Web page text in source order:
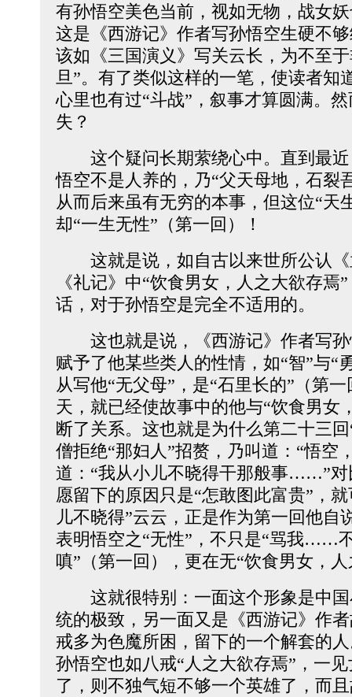
有孙悟空美色当前，视如无物，战女
这是《西游记》作者写孙悟空生硬不
该如《三国演义》写关云长，为不至
旦”。有了类似这样的一笔，使读者知
心里也有过“斗战”，叙事才算圆满。
失？
这个疑问长期萦绕心中。直到最近
悟空不是人养的，乃“父天母地，石裂
从而后来虽有无穷的本事，但这位“天
却“一生无性”（第一回）！
这就是说，如自古以来世所公认《
《礼记》中“饮食男女，人之大欲存焉
话，对于孙悟空是完全不适用的。
这也就是说，《西游记》作者写孙
赋予了他某些类人的性情，如“智”与“
从写他“无父母”，是“石里长的”（第
天，就已经使故事中的他与“饮食男女
断了关系。这也就是为什么第二十三
僧拒绝“那妇人”招赘，乃叫道：“悟空
道：“我从小儿不晓得干那般事……”对
愿留下的原因只是“怎敢图此富贵”，
儿不晓得”云云，正是作为第一回他自
表明悟空之“无性”，不只是“骂我……
嗔”（第一回），更在无“饮食男女，
这就很特别：一面这个形象是中国
统的极致，另一面又是《西游记》作
戒多为色魔所困，留下的一个解套的
孙悟空也如八戒“人之大欲存焉”，一
了，则不独气短不够一个英雄了，而